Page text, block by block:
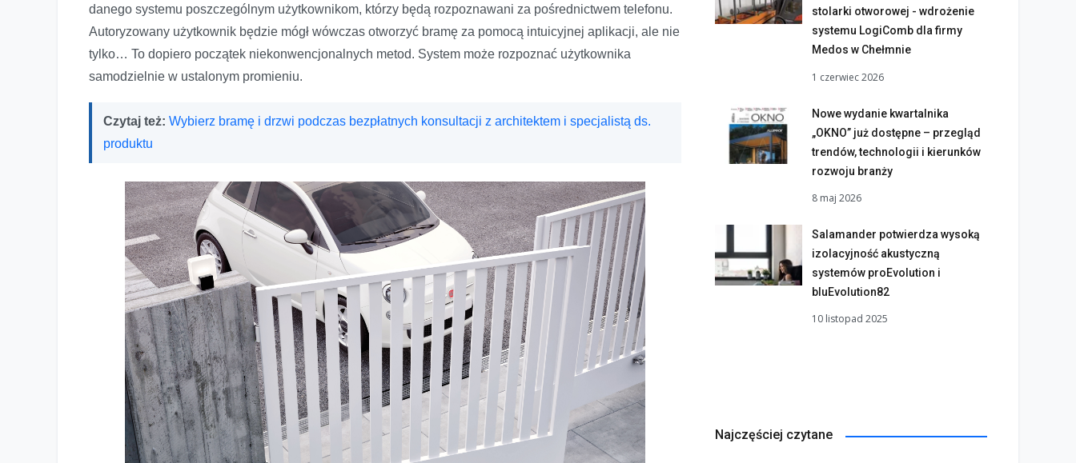
danego systemu poszczególnym użytkownikom, którzy będą rozpoznawani za pośrednictwem telefonu.
Autoryzowany użytkownik będzie mógł wówczas otworzyć bramę za pomocą intuicyjnej aplikacji, ale nie
tylko… To dopiero początek niekonwencjonalnych metod. System może rozpoznać użytkownika
samodzielnie w ustalonym promieniu.
Czytaj też: Wybierz bramę i drzwi podczas bezpłatnych konsultacji z architektem i specjalistą ds.
produktu
stolarki otworowej - wdrożenie
systemu LogiComb dla firmy
Medos w Chełmnie
1 czerwiec 2026
Nowe wydanie kwartalnika
„OKNO” już dostępne – przegląd
trendów, technologii i kierunków
rozwoju branży
8 maj 2026
Salamander potwierdza wysoką
izolacyjność akustyczną
systemów proEvolution i
bluEvolution82
10 listopad 2025
Najczęściej czytane